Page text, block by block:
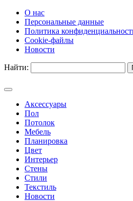
О нас
Персональные данные
Политика
Cookie-файлы
Новости
Найти:
Аксессуары
Пол
Потолок
Мебель
Планировка
Цвет
Интерьер
Стены
Стили
Текстиль
Новости